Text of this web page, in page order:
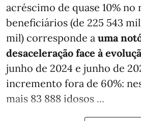
acréscimo de quase 10% no
beneficiários (de 225 543
mil) corresponde a uma
desaceleração face à
junho de 2024 e junho de
incremento fora de 60%:
mais 83 888 idosos ...